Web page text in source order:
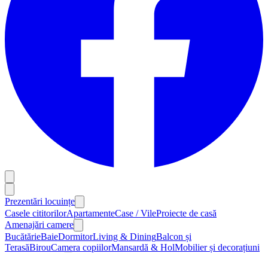
Prezentări locuințe
Casele cititorilorApartamenteCase / VileProiecte de casă
Amenajări camere
BucătărieBaieDormitorLiving & DiningBalcon și
TerasăBirouCamera copiilorMansardă & HolMobilier și decorațiuni